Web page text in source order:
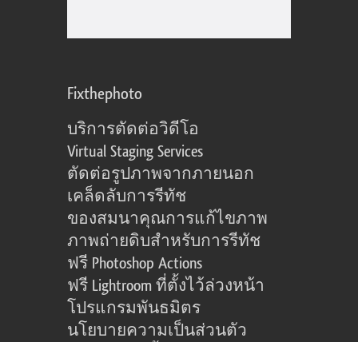
Fixthephoto
บริการตัดต่อวิดีโอ
Virtual Staging Services
ตัดต่อรูปภาพจากภายนอก
เคล็ดลับการรีทัช
ของสมนาคุณการแก้ไขภาพ
ภาพถ่ายดิบสำหรับการรีทัช
ฟรี Photoshop Actions
ฟรี Lightroom ที่ตั้งไว้ล่วงหน้า
โปรแกรมพันธมิตร
นโยบายความเป็นส่วนตัว